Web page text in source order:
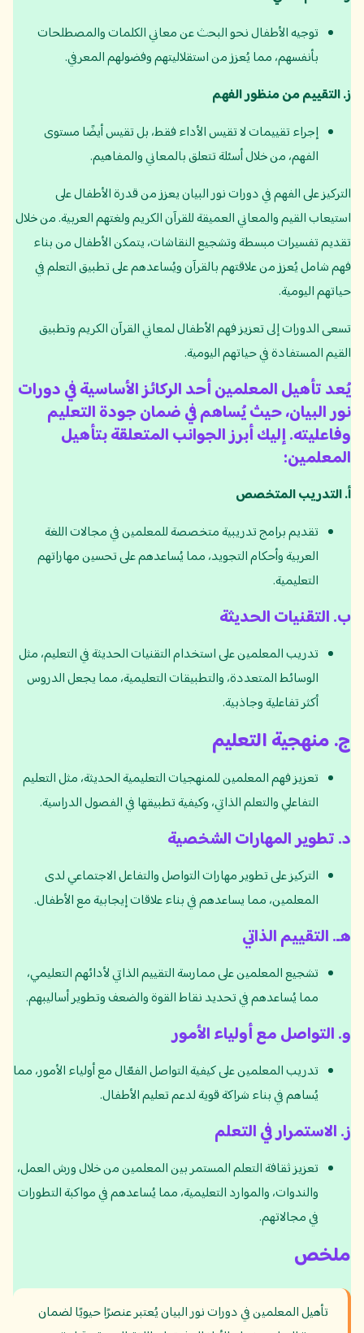
توجيه الأطفال نحو البحث عن معاني الكلمات والمصطلحات
بأنفسهم، مما يُعزز من استقلاليتهم وفضولهم المعرفي.
ز.التقييم من منظور الفهم
إجراء تقييمات لا تقيس الأداء فقط، بل تقيس أيضًا مستوى
الفهم، من خلال أسئلة تتعلق بالمعاني والمفاهيم.
التركيز على الفهم في دورات نور البيان يعزز من قدرة الأطفال على
استيعاب القيم والمعاني العميقة للقرآن الكريم ولغتهم العربية. من خلال
تقديم تفسيرات مبسطة وتشجيع النقاشات، يتمكن الأطفال من بناء
فهم شامل يُعزز من علاقتهم بالقرآن ويُساعدهم على تطبيق التعلم في
حياتهم اليومية.
تسعى الدورات إلى تعزيز فهم الأطفال لمعاني القرآن الكريم وتطبيق
القيم المستفادة في حياتهم اليومية.
يُعد تأهيل المعلمين أحد الركائز الأساسية في دورات
نور البيان، حيث يُساهم في ضمان جودة التعليم
وفاعليته. إليك أبرز الجوانب المتعلقة بتأهيل
المعلمين:
أ.التدريب المتخصص
تقديم برامج تدريبية متخصصة للمعلمين في مجالات اللغة
العربية وأحكام التجويد، مما يُساعدهم على تحسين مهاراتهم
التعليمية.
ب.التقنيات الحديثة
تدريب المعلمين على استخدام التقنيات الحديثة في التعليم، مثل
الوسائط المتعددة، والتطبيقات التعليمية، مما يجعل الدروس
أكثر تفاعلية وجاذبية.
ج.منهجية التعليم
تعزيز فهم المعلمين للمنهجيات التعليمية الحديثة، مثل التعليم
التفاعلي والتعلم الذاتي، وكيفية تطبيقها في الفصول الدراسية.
د.تطوير المهارات الشخصية
التركيز على تطوير مهارات التواصل والتفاعل الاجتماعي لدى
المعلمين، مما يساعدهم في بناء علاقات إيجابية مع الأطفال.
هـ.التقييم الذاتي
تشجيع المعلمين على ممارسة التقييم الذاتي لأدائهم التعليمي،
مما يُساعدهم في تحديد نقاط القوة والضعف وتطوير أساليبهم.
و.التواصل مع أولياء الأمور
تدريب المعلمين على كيفية التواصل الفعّال مع أولياء الأمور، مما
يُساهم في بناء شراكة قوية لدعم تعليم الأطفال.
ز. الاستمرار في التعلم
تعزيز ثقافة التعلم المستمر بين المعلمين من خلال ورش العمل،
والندوات، والموارد التعليمية، مما يُساعدهم في مواكبة التطورات
في مجالاتهم.
ملخص
تأهيل المعلمين في دورات نور البيان يُعتبر عنصرًا حيويًا لضمان